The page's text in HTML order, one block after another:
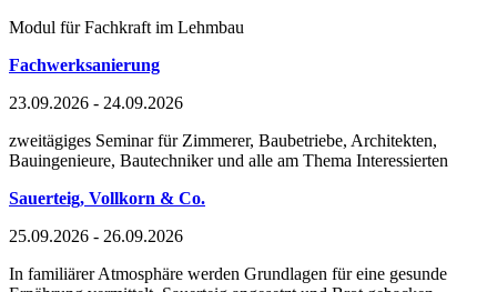
Modul für Fachkraft im Lehmbau
Fachwerksanierung
23.09.2026 - 24.09.2026
zweitägiges Seminar für Zimmerer, Baubetriebe, Architekten,
Bauingenieure, Bautechniker und alle am Thema Interessierten
Sauerteig, Vollkorn & Co.
25.09.2026 - 26.09.2026
In familiärer Atmosphäre werden Grundlagen für eine gesunde